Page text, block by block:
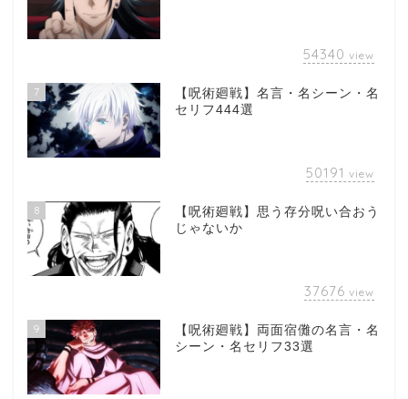
54340 view
7
【呪術廻戦】名言・名シーン・名
セリフ444選
50191 view
8
【呪術廻戦】思う存分呪い合おう
じゃないか
37676 view
9
【呪術廻戦】両面宿儺の名言・名
シーン・名セリフ33選